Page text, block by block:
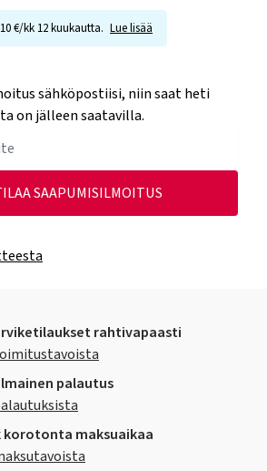
€/kk 12 kuukautta. Lue lisää
sähköpostiisi, niin saat heti
on jälleen saatavilla.
SAAPUMISILMOITUS
rahtivapaasti
palautus
korotonta maksuaikaa